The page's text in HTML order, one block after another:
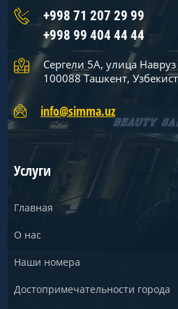
Услуги
Главная
О нас
Наши номера
Достопримечательности города
info@simma.uz
Сергели 5А, улица
100088 Ташкент,
+998 71 207 29 99
+998 99 404 44 44